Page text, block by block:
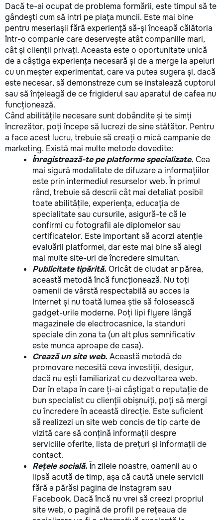
Dacă te-ai ocupat de problema formării, este timpul să te
gândești cum să intri pe piața muncii. Este mai bine
pentru meseriașii fără experiență să-și înceapă călătoria
într-o companie care deservește atât companiile mari,
cât și clienții privați. Aceasta este o oportunitate unică
de a câștiga experiența necesară și de a merge la apeluri
cu un meșter experimentat, care va putea sugera și, dacă
este necesar, să demonstreze cum se instalează cuptorul
sau să înțeleagă de ce frigiderul sau aparatul de cafea nu
funcționează.
Când abilitățile necesare sunt dobândite și te simți
încrezător, poți începe să lucrezi de sine stătător. Pentru
a face acest lucru, trebuie să creați o mică campanie de
marketing. Există mai multe metode dovedite:
Înregistrează-te pe platforme specializate. Cea
mai sigură modalitate de difuzare a informațiilor
este prin intermediul resurselor web. În primul
rând, trebuie să descrii cât mai detaliat posibil
toate abilitățile, experiența, educația de
specialitate sau cursurile, asigură-te că le
confirmi cu fotografii ale diplomelor sau
certificatelor. Este important să acorzi atenție
evaluării platformei, dar este mai bine să alegi
mai multe site-uri de încredere simultan.
Publicitate tipărită. Oricât de ciudat ar părea,
această metodă încă funcționează. Nu toți
oamenii de vârstă respectabilă au acces la
Internet și nu toată lumea știe să folosească
gadget-urile moderne. Poți lipi flyere lângă
magazinele de electrocasnice, la standuri
speciale din zona ta (un alt plus semnificativ
este munca aproape de casa).
Crează un site web. Această metodă de
promovare necesită ceva investiții, desigur,
dacă nu ești familiarizat cu dezvoltarea web.
Dar în etapa în care ți-ai câștigat o reputație de
bun specialist cu clienții obișnuiți, poți să mergi
cu încredere în această direcție. Este suficient
să realizezi un site web concis de tip carte de
vizită care să conțină informații despre
serviciile oferite, lista de prețuri și informații de
contact.
Rețele socială.În zilele noastre, oamenii au o
lipsă acută de timp, așa că caută unele servicii
fără a părăsi pagina de Instagram sau
Facebook. Dacă încă nu vrei să creezi propriul
site web, o pagină de profil pe rețeaua de